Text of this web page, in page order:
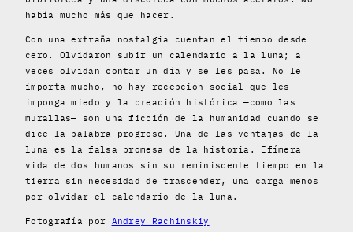
había mucho más que hacer.
Con una extraña nostalgia cuentan el tiempo desde
cero. Olvidaron subir un calendario a la luna; a
veces olvidan contar un día y se les pasa. No le
importa mucho, no hay recepción social que les
imponga miedo y la creación histórica —como las
murallas— son una ficción de la humanidad cuando se
dice la palabra progreso. Una de las ventajas de la
luna es la falsa promesa de la historia. Efímera
vida de dos humanos sin su reminiscente tiempo en la
tierra sin necesidad de trascender, una carga menos
por olvidar el calendario de la luna.
Fotografía por Andrey Rachinskiy